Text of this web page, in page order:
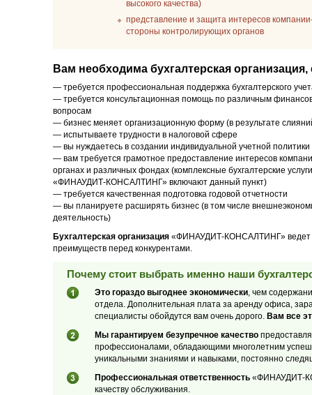
высокого качества)
представление и защита интересов
стороны контролирующих органов
Вам необходима бухгалтерская организация,
— требуется профессиональная поддержка бухгалтерского
— требуется консультационная помощь по различным
вопросам
— бизнес меняет организационную форму (в результате
— испытываете трудности в налоговой сфере
— вы нуждаетесь в создании индивидуальной учетной политики
— вам требуется грамотное предоставление интересов
органах и различных фондах (комплексные бухгалтерские услуги
«ФИНАУДИТ-КОНСАЛТИНГ» включают данный пункт)
— требуется качественная подготовка годовой отчетности
— вы планируете расширять бизнес (в том числе
деятельность)
Бухгалтерская организация «ФИНАУДИТ-КОНСАЛТИНГ» ведет
преимуществ перед конкурентами.
Почему стоит выбрать именно наши
Это гораздо выгоднее экономически, чем
отдела. Дополнительная плата за аренду офиса,
специалисты обойдутся вам очень дорого. Вам все
Мы гарантируем безупречное качество
профессионалами, обладающими многолетним
уникальными знаниями и навыками, постоянно
Профессиональная ответственность «ФИНАУДИТ-
качеству обслуживания.